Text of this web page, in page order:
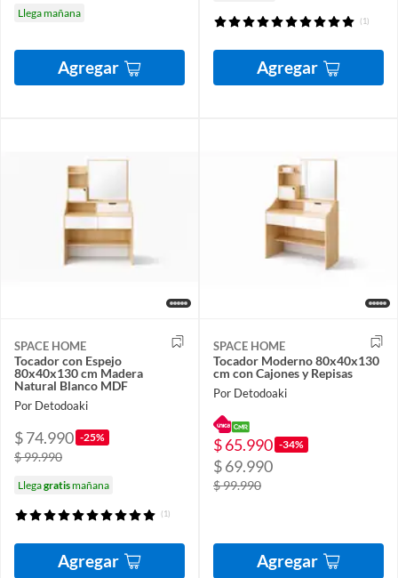
Llega mañana
Agregar
(1)
Agregar
SPACE HOME
Tocador con Espejo
80x40x130 cm Madera
Natural Blanco MDF
Por Detodoaki
$ 74.990 -25%
$ 99.990
Llegagratismañana
(1)
Agregar
SPACE HOME
Tocador Moderno 80x40x130
cm con Cajones y Repisas
Por Detodoaki
$ 65.990 -34%
$ 69.990
$ 99.990
Agregar